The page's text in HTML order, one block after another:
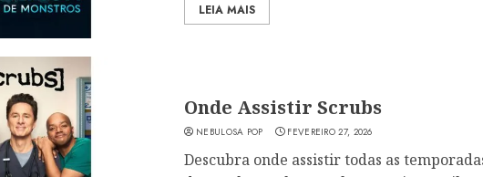
LEIA MAIS
Onde Assistir Scrubs
NEBULOSA POP FEVEREIRO 27, 2026
Descubra onde assistir todas as